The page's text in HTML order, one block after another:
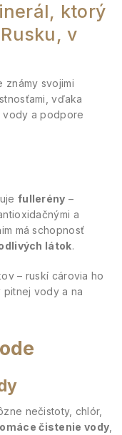
ktorý
v
známy svojimi
vďaka
vody a podpore
fullerény –
a
má schopnosť
látok.
– ruskí cárovia ho
vody a na
nečistoty, chlór,
čistenie vody